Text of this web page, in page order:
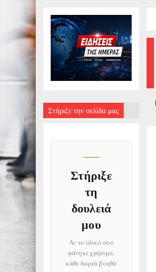
Στήριξε την σελίδα μας
Στήριξε
τη
δουλειά
μου
Αν το υλικό σου
φάνηκε χρήσιμο,
κάθε δωρεά βοηθά